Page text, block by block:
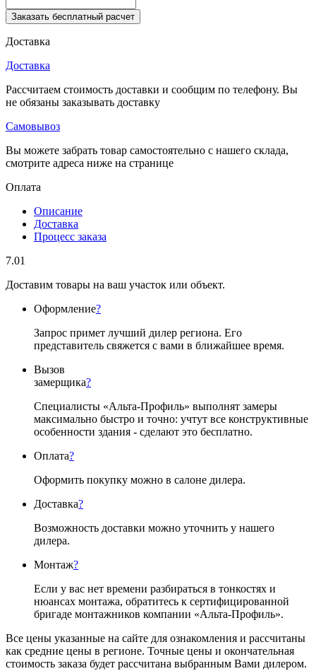
Заказать бесплатный расчет
Доставка
Доставка
Рассчитаем стоимость доставки и сообщим по телефону. Вы
не обязаны заказывать доставку
Самовывоз
Вы можете забрать товар самостоятельно с нашего склада,
смотрите адреса ниже на странице
Оплата
Описание
Доставка
Процесс заказа
7.01
Доставим товары на ваш участок или объект.
Оформление?
Запрос примет лучший дилер региона. Его
представитель свяжется с вами в ближайшее время.
Вызов
замерщика?
Специалисты «Альта-Профиль» выполнят замеры
максимально быстро и точно: учтут все конструктивные
особенности здания - сделают это бесплатно.
Оплата?
Оформить покупку можно в салоне дилера.
Доставка?
Возможность доставки можно уточнить у нашего
дилера.
Монтаж?
Если у вас нет времени разбираться в тонкостях и
нюансах монтажа, обратитесь к сертифицированной
бригаде монтажников компании «Альта-Профиль».
Все цены указанные на сайте для ознакомления и рассчитаны
как средние цены в регионе. Точные цены и окончательная
стоимость заказа будет рассчитана выбранным Вами дилером.